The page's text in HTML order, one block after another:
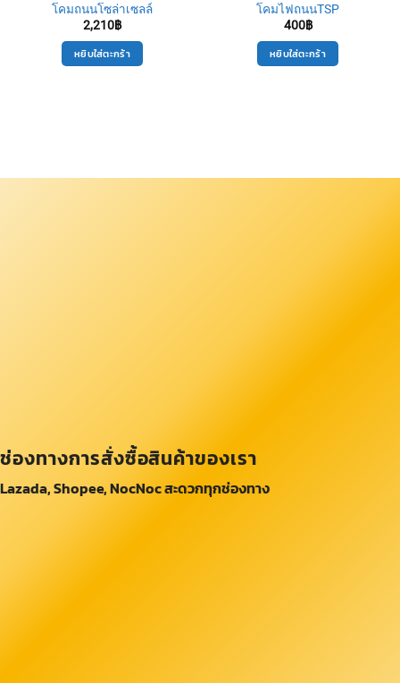
โคมถนนโซล่าเซลล์
2,210฿
หยิบใส่ตะกร้า
โคมไฟถนนTSP
400฿
หยิบใส่ตะกร้า
ช่องทางการสั่งซื้อสินค้าของเรา
Lazada, Shopee, NocNoc สะดวกทุกช่องทาง